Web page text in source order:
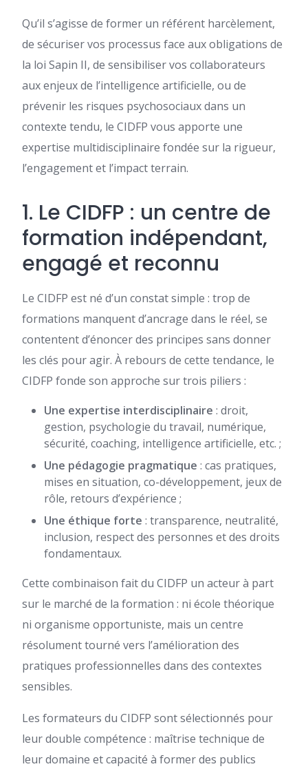
Qu’il s’agisse de former un référent harcèlement,
de sécuriser vos processus face aux obligations de
la loi Sapin II, de sensibiliser vos collaborateurs
aux enjeux de l’intelligence artificielle, ou de
prévenir les risques psychosociaux dans un
contexte tendu, le CIDFP vous apporte une
expertise multidisciplinaire fondée sur la rigueur,
l’engagement et l’impact terrain.
1. Le CIDFP : un centre de
formation indépendant,
engagé et reconnu
Le CIDFP est né d’un constat simple : trop de
formations manquent d’ancrage dans le réel, se
contentent d’énoncer des principes sans donner
les clés pour agir. À rebours de cette tendance, le
CIDFP fonde son approche sur trois piliers :
Une expertise interdisciplinaire : droit,
gestion, psychologie du travail, numérique,
sécurité, coaching, intelligence artificielle, etc. ;
Une pédagogie pragmatique : cas pratiques,
mises en situation, co-développement, jeux de
rôle, retours d’expérience ;
Une éthique forte : transparence, neutralité,
inclusion, respect des personnes et des droits
fondamentaux.
Cette combinaison fait du CIDFP un acteur à part
sur le marché de la formation : ni école théorique
ni organisme opportuniste, mais un centre
résolument tourné vers l’amélioration des
pratiques professionnelles dans des contextes
sensibles.
Les formateurs du CIDFP sont sélectionnés pour
leur double compétence : maîtrise technique de
leur domaine et capacité à former des publics